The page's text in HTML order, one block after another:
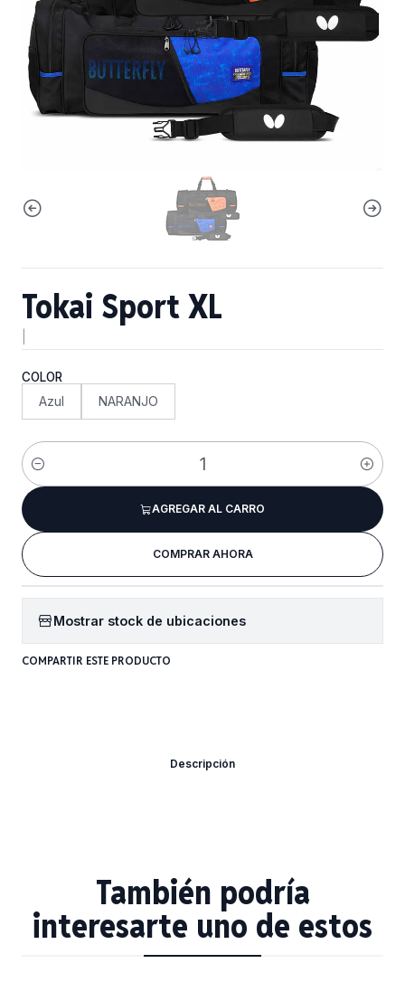
Tokai Sport XL
COLOR
Azul NARANJO
Cantidad
AGREGAR AL CARRO
COMPRAR AHORA
Mostrar stock de ubicaciones
COMPARTIR ESTE PRODUCTO
Descripción
También podría
interesarte uno de estos